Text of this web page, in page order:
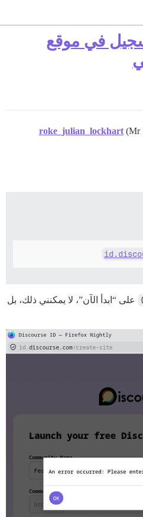
في موقع
roke_julian_lockhart (Mr
على “ابدأ الآن”، لا يمكنني ذلك، بل